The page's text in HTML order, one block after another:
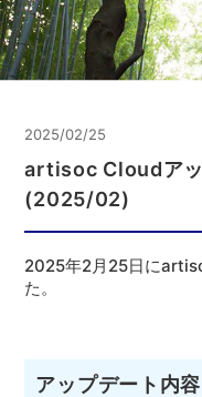
2025/02/25
artisoc Cloudア
(2025/02)
2025年2月25日に
た。
アップデート内容